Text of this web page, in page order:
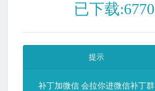
已下载:6770
提示
补丁加微信 会拉你进微信补丁群